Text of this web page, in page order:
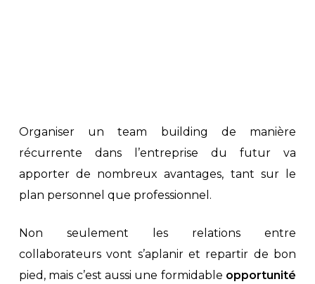
Organiser un team building de manière
récurrente dans l’entreprise du futur va
apporter de nombreux avantages, tant sur le
plan personnel que professionnel.
Non seulement les relations entre
collaborateurs vont s’aplanir et repartir de bon
pied, mais c’est aussi une formidable opportunité